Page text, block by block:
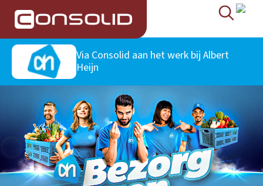
Via Consolid aan het werk bij Albert
Heijn